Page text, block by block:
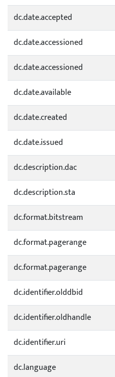
dc.date.accepted
dc.date.accessioned
dc.date.accessioned
dc.date.available
dc.date.created
dc.date.issued
dc.description.dac
dc.description.sta
dc.format.bitstream
dc.format.pagerange
dc.format.pagerange
dc.identifier.olddbid
dc.identifier.oldhandle
dc.identifier.uri
dc.language